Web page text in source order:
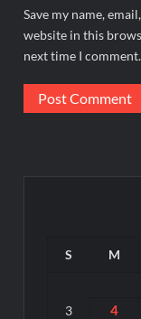
Save my name,
website in this
next time I comment.
S M
3 4